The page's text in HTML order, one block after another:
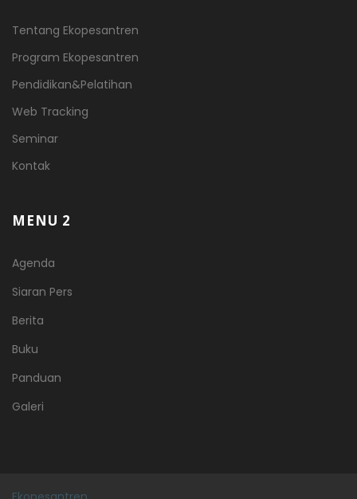
Tentang Ekopesantren
Program Ekopesantren
Pendidikan&Pelatihan
Web Tracking
Seminar
Kontak
MENU 2
Agenda
Siaran Pers
Berita
Buku
Panduan
Galeri